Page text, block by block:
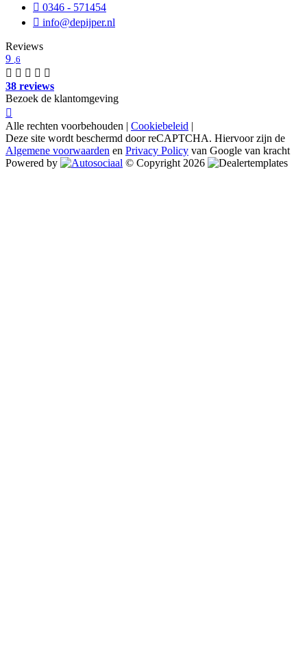
0346 - 571454
info@depijper.nl
Reviews
9 ,6
38 reviews
Bezoek de klantomgeving
Alle rechten voorbehouden | Cookiebeleid |
Deze site wordt beschermd door reCAPTCHA. Hiervoor zijn de
Algemene voorwaarden en Privacy Policy van Google van kracht
Powered by
© Copyright 2026